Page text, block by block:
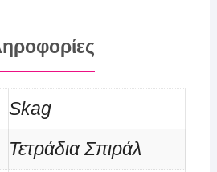
Skag
Τετράδια Σπιράλ